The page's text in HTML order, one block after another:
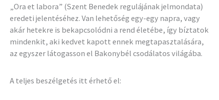
„Ora et labora” (Szent Benedek regulájának jelmondata)
eredeti jelentéséhez. Van lehetőség egy-egy napra, vagy
akár hetekre is bekapcsolódni a rend életébe, így bíztatok
mindenkit, aki kedvet kapott ennek megtapasztalására,
az egyszer látogasson el Bakonybél csodálatos világába.
A teljes beszélgetés itt érhető el: